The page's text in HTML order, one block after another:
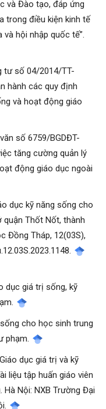
và Đào tạo, đáp ứng
trong điều kiện kinh tế
hội nhập quốc tế”.
tư số 04/2014/TT-
hành các quy định
và hoạt động giáo
số 6759/BGDĐT-
tăng cường quản lý
động giáo dục ngoài
dục kỹ năng sống cho
Thốt Nốt, thành
Đồng Tháp, 12(03S),
dục giá trị sống, kỹ
cho học sinh trung
phạm.
dục giá trị và kỹ
liệu tập huấn giáo viên
Nội: NXB Trường Đại